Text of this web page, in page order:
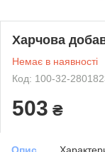
Харчова
Немає в наявності
Код: 100-32-
503 ₴
Опис